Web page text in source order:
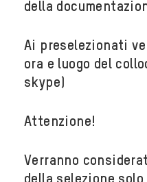
della
Ai preselezionati
ora e luogo del
skype)
Attenzione!
Verranno